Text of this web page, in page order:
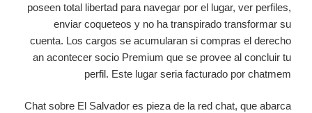
poseen total libertad para navegar por el lugar, ver perfiles,
enviar coqueteos y no ha transpirado transformar su
cuenta. Los cargos se acumularan si compras el derecho
an acontecer socio Premium que se provee al concluir tu
perfil. Este lugar seria facturado por chatmem
Chat sobre El Salvador es pieza de la red chat, que abarca